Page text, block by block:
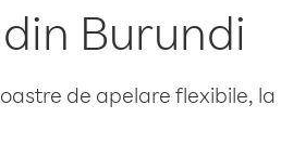
Burundi
de apelare flexibile, la